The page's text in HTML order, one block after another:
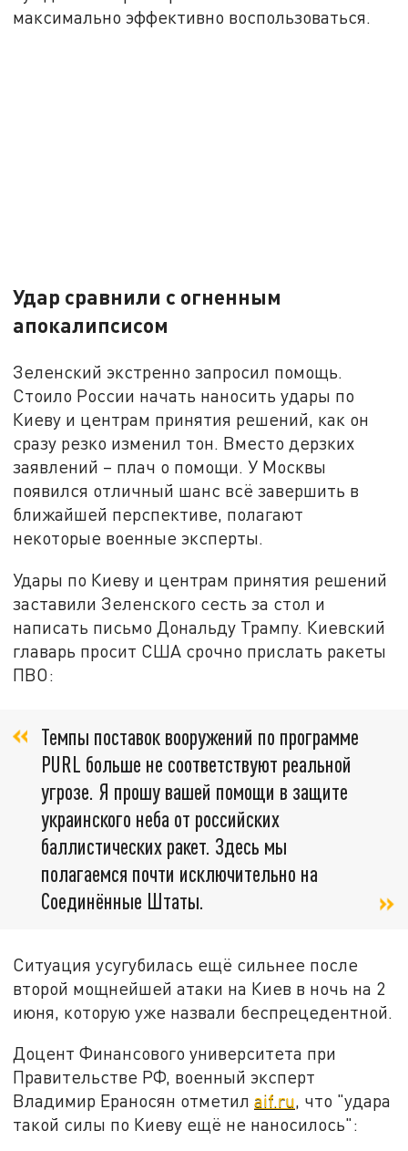
максимально эффективно воспользоваться.
Удар сравнили с огненным
апокалипсисом
Зеленский экстренно запросил помощь.
Стоило России начать наносить удары по
Киеву и центрам принятия решений, как он
сразу резко изменил тон. Вместо дерзких
заявлений – плач о помощи. У Москвы
появился отличный шанс всё завершить в
ближайшей перспективе, полагают
некоторые военные эксперты.
Удары по Киеву и центрам принятия решений
заставили Зеленского сесть за стол и
написать письмо Дональду Трампу. Киевский
главарь просит США срочно прислать ракеты
ПВО:
Темпы поставок вооружений по программе
PURL больше не соответствуют реальной
угрозе. Я прошу вашей помощи в защите
украинского неба от российских
баллистических ракет. Здесь мы
полагаемся почти исключительно на
Соединённые Штаты.
Ситуация усугубилась ещё сильнее после
второй мощнейшей атаки на Киев в ночь на 2
июня, которую уже назвали беспрецедентной.
Доцент Финансового университета при
Правительстве РФ, военный эксперт
Владимир Ераносян отметилaif.ru, что "удара
такой силы по Киеву ещё не наносилось":